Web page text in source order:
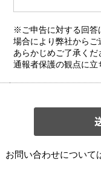
※ご申告に対する回答
場合により弊社からご
あらかじめご了承くだ
通報者保護の観点に立
お問い合わせについて